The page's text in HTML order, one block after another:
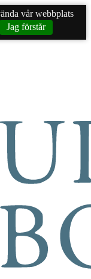
vår webbplats
Jag förstår